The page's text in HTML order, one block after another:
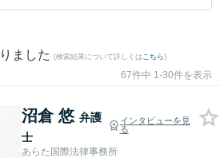
ました (検索結果について詳しくは こちら)
67件中 1-30件を表示
沼倉 悠 弁護
士
インタビューを見
る
あらた国際法律事務所